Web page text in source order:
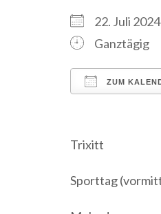
22. Juli 2024
Ganztägig
ZUM
Trixitt
Sporttag